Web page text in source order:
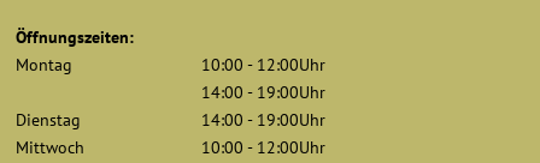
Öffnungszeiten:
Montag
10:00 - 12:00Uhr
14:00 - 19:00Uhr
Dienstag
14:00 - 19:00Uhr
Mittwoch
10:00 - 12:00Uhr